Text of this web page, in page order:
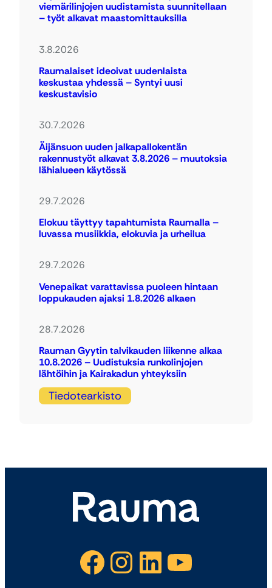
viemärilinjojen uudistamista suunnitellaan
– työt alkavat maastomittauksilla
3.8.2026
Raumalaiset ideoivat uudenlaista
keskustaa yhdessä – Syntyi uusi
keskustavisio
30.7.2026
Äijänsuon uuden jalkapallokentän
rakennustyöt alkavat 3.8.2026 – muutoksia
lähialueen käytössä
29.7.2026
Elokuu täyttyy tapahtumista Raumalla –
luvassa musiikkia, elokuvia ja urheilua
29.7.2026
Venepaikat varattavissa puoleen hintaan
loppukauden ajaksi 1.8.2026 alkaen
28.7.2026
Rauman Gyytin talvikauden liikenne alkaa
10.8.2026 – Uudistuksia runkolinjojen
lähtöihin ja Kairakadun yhteyksiin
Tiedotearkisto
Facebook Instagram LinkedIn YouTube